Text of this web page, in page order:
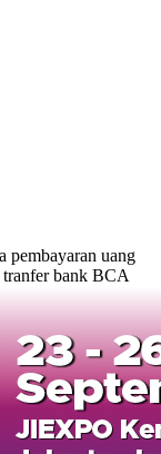
pembayaran uang
tranfer bank BCA